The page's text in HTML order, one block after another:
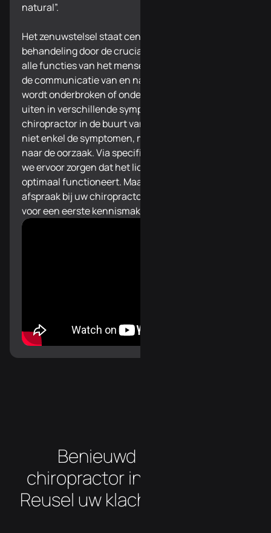
natural”.
Het zenuwstelsel staat centraal in onze
behandeling door de cruciale rol dat het speelt in
alle functies van het menselijk lichaam. Wanneer
de communicatie van en naar het zenuwstelsel
wordt onderbroken of onder druk staat, kan dit zich
uiten in verschillende symptomen. Bij uw
chiropractor in de buurt van Reusel bestrijden we
niet enkel de symptomen, maar gaan we opzoek
naar de oorzaak. Via specifieke correcties kunnen
we ervoor zorgen dat het lichaam herstelt en terug
optimaal functioneert. Maak vandaag nog een
afspraak bij uw chiropractor in de buurt van Reusel
voor een eerste kennismaking.
Benieuwd hoe onze
chiropractor in de buurt van
Reusel uw klachten aanpakt?